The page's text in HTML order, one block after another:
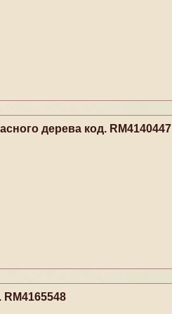
дерева код. RM4140447